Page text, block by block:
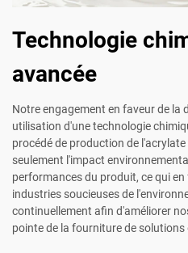
Technologie
avancée
Notre engagement en faveur de la
utilisation d'une technologie
procédé de production de
seulement l'impact
performances du produit, ce qui
industries soucieuses de
continuellement afin d'améliorer
pointe de la fourniture de solutions